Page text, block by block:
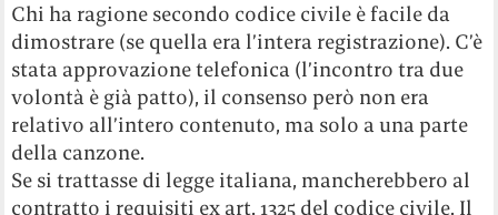
Chi ha ragione secondo codice civile è facile da
dimostrare (se quella era l’intera registrazione). C’è
stata approvazione telefonica (l’incontro tra due
volontà è già patto), il consenso però non era
relativo all’intero contenuto, ma solo a una parte
della canzone.
Se si trattasse di legge italiana, mancherebbero al
contratto i requisiti ex art. 1325 del codice civile. Il